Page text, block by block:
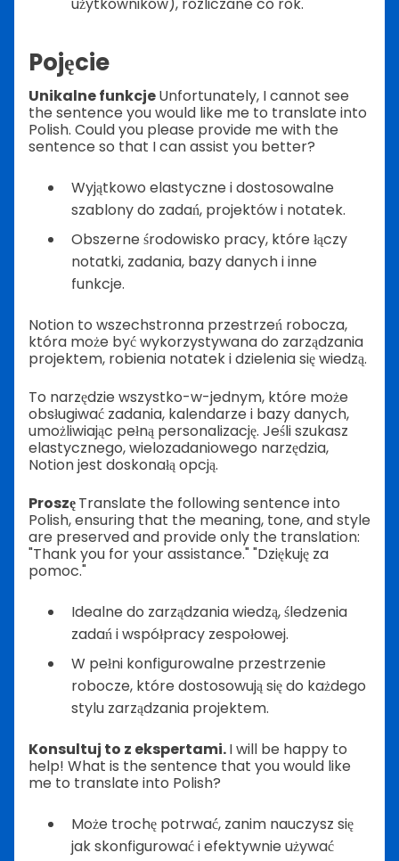
Pojęcie
Unikalne funkcjeUnfortunately, I cannot see
the sentence you would like me to translate into
Polish. Could you please provide me with the
sentence so that I can assist you better?
Wyjątkowo elastyczne i dostosowalne
szablony do zadań, projektów i notatek.
Obszerne środowisko pracy, które łączy
notatki, zadania, bazy danych i inne
funkcje.
Notion to wszechstronna przestrzeń robocza,
która może być wykorzystywana do zarządzania
projektem, robienia notatek i dzielenia się wiedzą.
To narzędzie wszystko-w-jednym, które może
obsługiwać zadania, kalendarze i bazy danych,
umożliwiając pełną personalizację. Jeśli szukasz
elastycznego, wielozadaniowego narzędzia,
Notion jest doskonałą opcją.
ProszęTranslate the following sentence into
Polish, ensuring that the meaning, tone, and style
are preserved and provide only the translation:
"Thank you for your assistance." "Dziękuję za
pomoc."
Idealne do zarządzania wiedzą, śledzenia
zadań i współpracy zespołowej.
W pełni konfigurowalne przestrzenie
robocze, które dostosowują się do każdego
stylu zarządzania projektem.
Konsultuj to z ekspertami.I will be happy to
help! What is the sentence that you would like
me to translate into Polish?
Może trochę potrwać, zanim nauczysz się
jak skonfigurować i efektywnie używać